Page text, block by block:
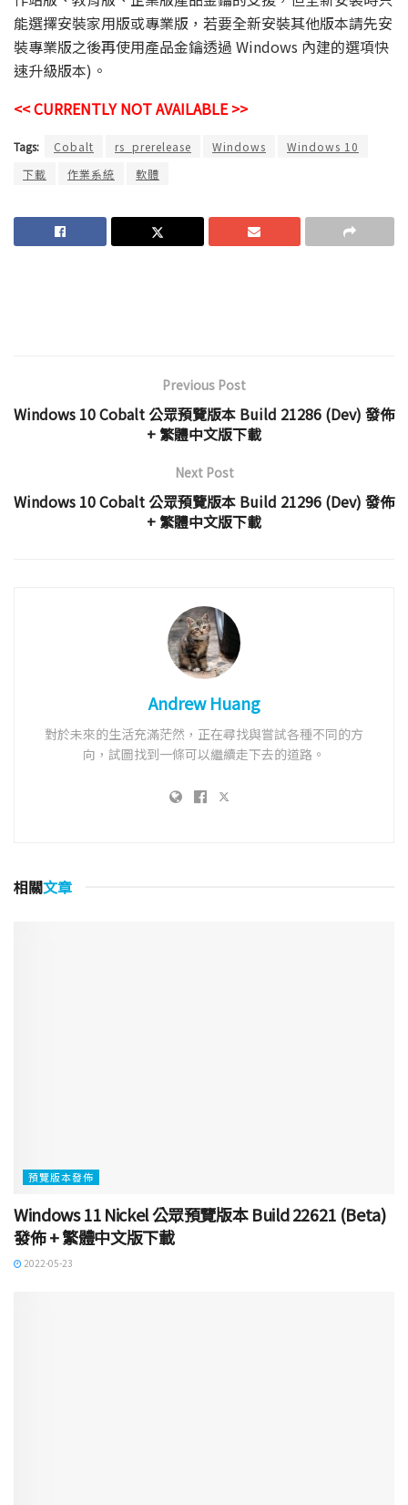
能選擇安裝家用版或專業版，若要全新安裝其他版本請先安
裝專業版之後再使用產品金鑰透過 Windows 內建的選項快
速升級版本)。
<< CURRENTLY NOT AVAILABLE >>
Tags: Cobalt rs_prerelease Windows
Windows 10
下載
作業系統 軟體
Previous Post
Windows 10 Cobalt 公眾預覽版本 Build 21286 (Dev) 發佈
+ 繁體中文版下載
Next Post
Windows 10 Cobalt 公眾預覽版本 Build 21296 (Dev) 發佈
+ 繁體中文版下載
Andrew Huang
對於未來的生活充滿茫然，正在尋找與嘗試各種不同的方
向，試圖找到一條可以繼續走下去的道路。
相關文章
預覽版本發佈
Windows 11 Nickel 公眾預覽版本 Build 22621 (Beta)
發佈 + 繁體中文版下載
2022-05-23